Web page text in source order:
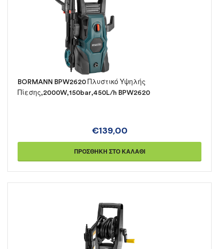
BORMANN BPW2620 Πλυστικό Υψηλής
Πίεσης,2000W,150bar,450L/h BPW2620
€139,00
ΠΡΟΣΘΉΚΗ ΣΤΟ ΚΑΛΆΘΙ